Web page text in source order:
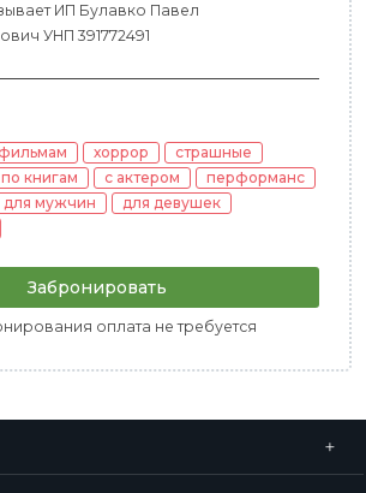
ИП Булавко Павел
УНП 391772491
хоррор
страшные
по книгам с актером
перформанс
для мужчин
для девушек
Забронировать
оплата не требуется